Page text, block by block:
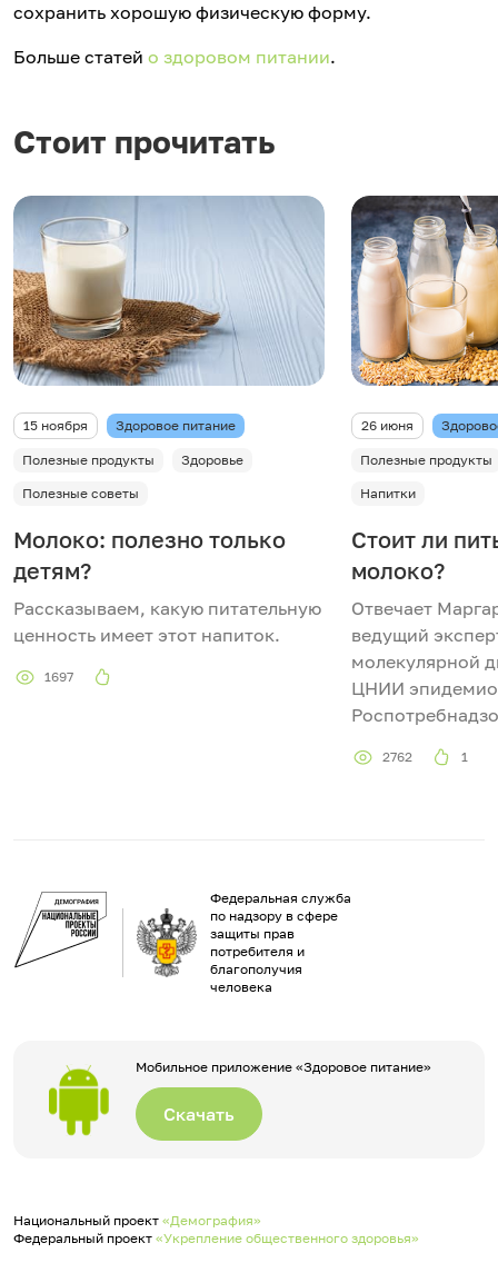
сохранить хорошую физическую форму.
Больше статей о здоровом питании.
Стоит прочитать
15 ноября Здоровое питание
Полезные продукты
Здоровье
Полезные советы
Молоко: полезно только
детям?
Рассказываем, какую питательную
ценность имеет этот напиток.
1697
26 июня
Полезные продукты
Напитки
Стоит ли
молоко?
Отвечает
ведущий
молекулярной
ЦНИИ
2762 1
Федеральная служба
по надзору в сфере
защиты прав
потребителя и
благополучия
человека
Мобильное приложение «Здоровое питание»
Скачать
Национальный проект «Демография»
Федеральный проект «Укрепление общественного здоровья»